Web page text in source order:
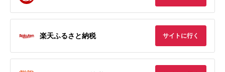
楽天ふるさと納税 サイトに行く